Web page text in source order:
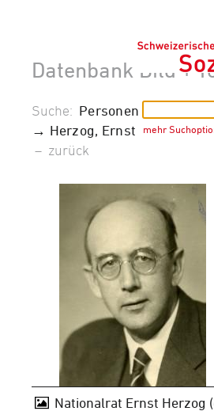
Datenbank Bild +
mehr
Suche: Personen
→ Herzog, Ernst
– zurück
Nationalrat Ernst Herzog